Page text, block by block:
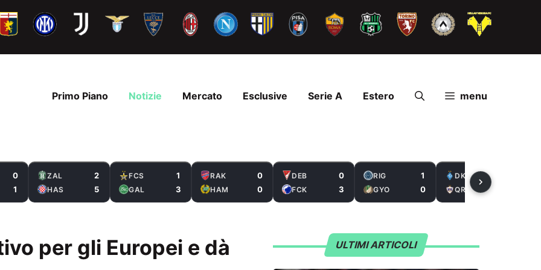
Primo Piano Notizie Mercato Esclusive Serie A Estero menu
0
1
ZAL 2
HAS 5
FCS 1
GAL 3
RAK 0
HAM 0
DEB 0
FCK 3
RIG 1
GYO 0
DKV
QRB
per gli Europei e dà
ULTIMI ARTICOLI